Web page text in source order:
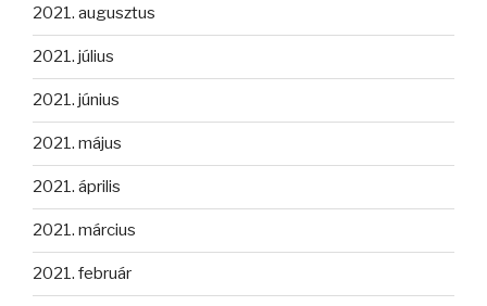
2021. augusztus
2021. július
2021. június
2021. május
2021. április
2021. március
2021. február